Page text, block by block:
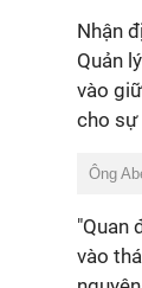
Nhận
Quản
vào
cho sự
Ông
"Quan
vào